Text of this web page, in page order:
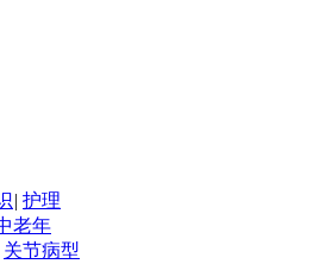
| 护理
老年
关节病型